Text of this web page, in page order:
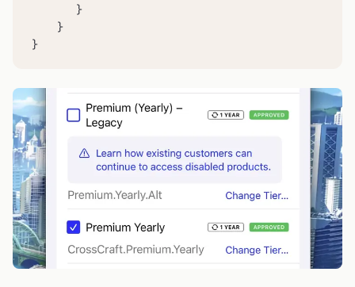
       }
    }
}